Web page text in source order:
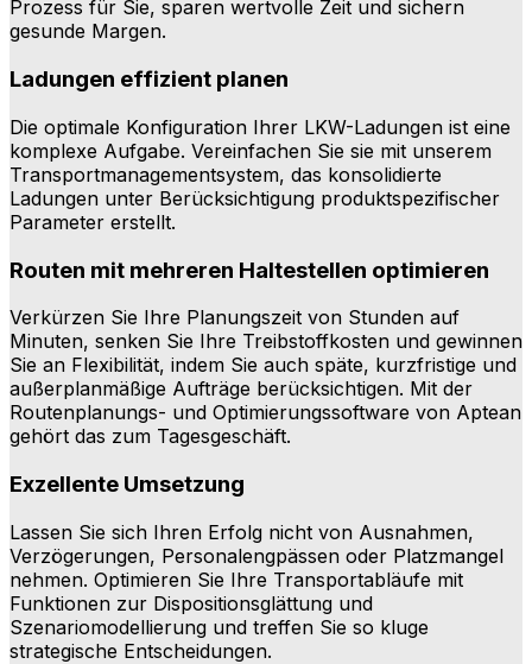
Prozess für Sie, sparen wertvolle Zeit und sichern
gesunde Margen.
Ladungen effizient planen
Die optimale Konfiguration Ihrer LKW-Ladungen ist eine
komplexe Aufgabe. Vereinfachen Sie sie mit unserem
Transportmanagementsystem, das konsolidierte
Ladungen unter Berücksichtigung produktspezifischer
Parameter erstellt.
Routen mit mehreren Haltestellen optimieren
Verkürzen Sie Ihre Planungszeit von Stunden auf
Minuten, senken Sie Ihre Treibstoffkosten und gewinnen
Sie an Flexibilität, indem Sie auch späte, kurzfristige und
außerplanmäßige Aufträge berücksichtigen. Mit der
Routenplanungs- und Optimierungssoftware von Aptean
gehört das zum Tagesgeschäft.
Exzellente Umsetzung
Lassen Sie sich Ihren Erfolg nicht von Ausnahmen,
Verzögerungen, Personalengpässen oder Platzmangel
nehmen. Optimieren Sie Ihre Transportabläufe mit
Funktionen zur Dispositionsglättung und
Szenariomodellierung und treffen Sie so kluge
strategische Entscheidungen.